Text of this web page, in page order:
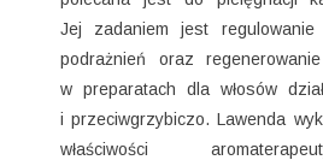
Jej zadaniem jest regulowanie
podrażnień oraz
w preparatach dla włosów
i przeciwgrzybiczo. Lawenda
właściwości